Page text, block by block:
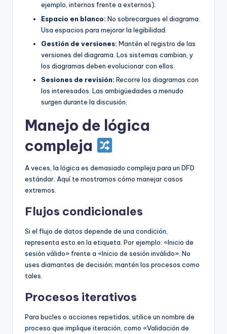
ejemplo, internos frente a externos).
Espacio en blanco: No sobrecargues el diagrama.
Usa espacios para mejorar la legibilidad.
Gestión de versiones: Mantén el registro de las
versiones del diagrama. Los sistemas cambian, y
los diagramas deben evolucionar con ellos.
Sesiones de revisión: Recorre los diagramas con
los interesados. Las ambigüedades a menudo
surgen durante la discusión.
Manejo de lógica
compleja
A veces, la lógica es demasiado compleja para un DFD
estándar. Aquí te mostramos cómo manejar casos
extremos.
Flujos condicionales
Si el flujo de datos depende de una condición,
representa esto en la etiqueta. Por ejemplo: «Inicio de
sesión válido» frente a «Inicio de sesión inválido». No
uses diamantes de decisión; mantén los procesos como
tales.
Procesos iterativos
Para bucles o acciones repetidas, utilice un nombre de
proceso que implique iteración, como «Validación de